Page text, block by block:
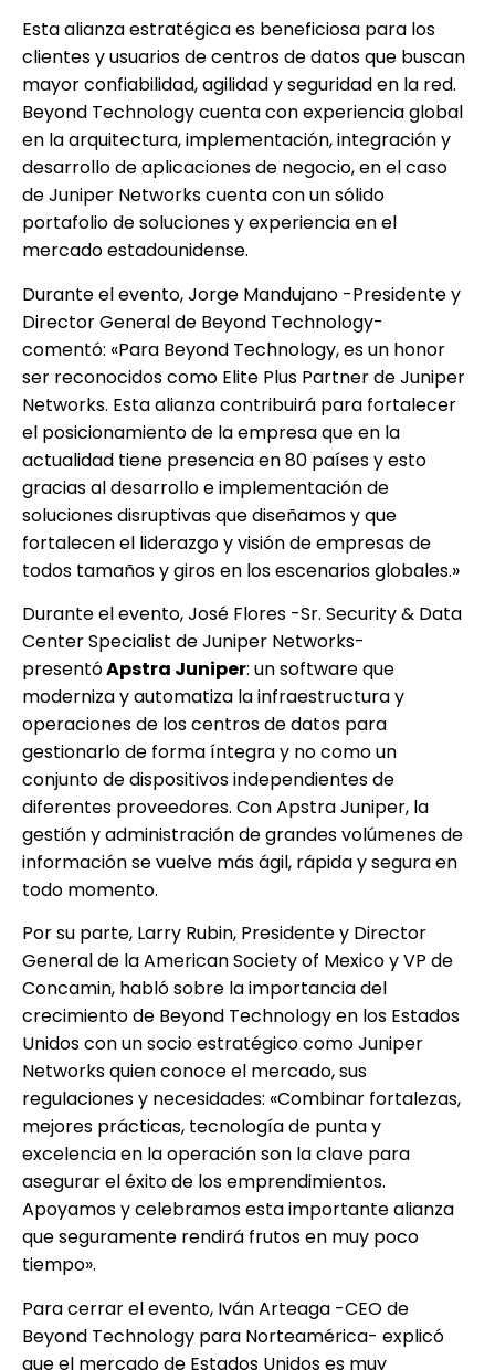
Esta alianza estratégica es beneficiosa para los
clientes y usuarios de centros de datos que buscan
mayor confiabilidad, agilidad y seguridad en la red.
Beyond Technology cuenta con experiencia global
en la arquitectura, implementación, integración y
desarrollo de aplicaciones de negocio, en el caso
de Juniper Networks cuenta con un sólido
portafolio de soluciones y experiencia en el
mercado estadounidense.
Durante el evento, Jorge Mandujano -Presidente y
Director General de Beyond Technology-
comentó: «Para Beyond Technology, es un honor
ser reconocidos como Elite Plus Partner de Juniper
Networks. Esta alianza contribuirá para fortalecer
el posicionamiento de la empresa que en la
actualidad tiene presencia en 80 países y esto
gracias al desarrollo e implementación de
soluciones disruptivas que diseñamos y que
fortalecen el liderazgo y visión de empresas de
todos tamaños y giros en los escenarios globales.»
Durante el evento, José Flores -Sr. Security & Data
Center Specialist de Juniper Networks-
presentóApstra Juniper: un software que
moderniza y automatiza la infraestructura y
operaciones de los centros de datos para
gestionarlo de forma íntegra y no como un
conjunto de dispositivos independientes de
diferentes proveedores. Con Apstra Juniper, la
gestión y administración de grandes volúmenes de
información se vuelve más ágil, rápida y segura en
todo momento.
Por su parte, Larry Rubin, Presidente y Director
General de la American Society of Mexico y VP de
Concamin, habló sobre la importancia del
crecimiento de Beyond Technology en los Estados
Unidos con un socio estratégico como Juniper
Networks quien conoce el mercado, sus
regulaciones y necesidades: «Combinar fortalezas,
mejores prácticas, tecnología de punta y
excelencia en la operación son la clave para
asegurar el éxito de los emprendimientos.
Apoyamos y celebramos esta importante alianza
que seguramente rendirá frutos en muy poco
tiempo».
Para cerrar el evento, Iván Arteaga -CEO de
Beyond Technology para Norteamérica- explicó
que el mercado de Estados Unidos es muy